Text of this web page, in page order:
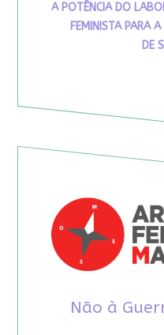
A POTÊNCIA DO
FEMINISTA PARA
DE
Não à